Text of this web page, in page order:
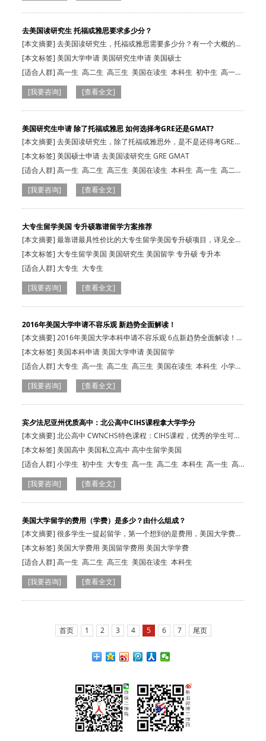
去美国读研究生 托福或雅思要求多少分？
[本文摘要] 去美国读研究生，托福或雅思需要多少分？有一个大概的分
数范围吗？…
[本文标签] 美国大学申请 美国研究生申请 美国硕士
[适合人群] 高一生 高二生 高三生 美国在读生 本科生 初中生 高一
生 高二生 高三生 大专生 美国在读生
[我要咨询] [查看全文]
美国研究生申请 除了托福或雅思 如何选择考GRE还是GMAT?
[本文摘要] 去美国读研究生，除了托福或雅思外，是不是还得考GRE或
GMAT？如果…
[本文标签] 美国硕士申请 去美国读研究生 GRE GMAT
[适合人群] 高一生 高二生 高三生 美国在读生 本科生 高一生 高二
生 高三生 大专生 美国在读生
[我要咨询] [查看全文]
大专生留学美国 专升硕靠谱留学方案推荐
[本文摘要] 最靠谱最具性价比的大专生留学美国专升硕项目，详见全
文。
[本文标签] 大专生留学美国 美国研究生 美国留学 专升硕 专升本
[适合人群] 大专生 大专生
[我要咨询]
[查看全文]
2016年美国大学申请不容乐观 新趋势全面解读！
[本文摘要] 2016年美国大学本科申请不容乐观 6点新趋势全面解读！未
来人留学.…
[本文标签] 美国本科申请 美国大学申请 美国留学
[适合人群] 大专生 高一生 高二生 高三生 美国在读生 本科生 小学
生 初中生 本科生 高一生 高二生
[我要咨询] [查看全文]
宾夕法尼亚州优质高中：北公高中CIHS课程拿大学学分
[本文摘要] 北公高中 CWNCHS特色课程：CIHS课程，优秀的学生可在
高中拿到大学…
[本文标签] 美国高中 美国私立高中 高中生留学美国
[适合人群] 小学生 初中生 大专生 高一生 高二生 本科生 高一生 高
二生
[我要咨询] [查看全文]
美国大学留学的费用（学费）是多少？由什么组成？
[本文摘要] 很多学生一提起留学，第一个想到的是费用，美国大学费用
大概情况是…
[本文标签] 美国大学费用 美国留学费用 美国大学学费
[适合人群] 高一生 高二生 高三生 美国在读生 本科生
[我要咨询]
[查看全文]
首页 1 2 3 4 5 6 7 尾页